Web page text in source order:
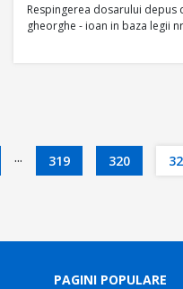
Respingerea dosarului depus
gheorghe - ioan in baza legii
... 319 320
PAGINI POPULARE